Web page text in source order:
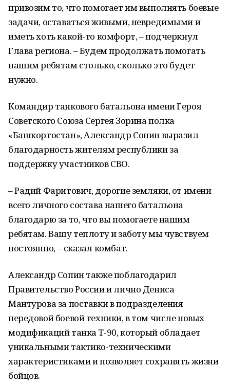
привозим то, что помогает им выполнять боевые
задачи, оставаться живыми, невредимыми и
иметь хоть какой-то комфорт, – подчеркнул
Глава региона. – Будем продолжать помогать
нашим ребятам столько, сколько это будет
нужно.
Командир танкового батальона имени Героя
Советского Союза Сергея Зорина полка
«Башкортостан», Александр Сопин выразил
благодарность жителям республики за
поддержку участников СВО.
– Радий Фаритович, дорогие земляки, от имени
всего личного состава нашего батальона
благодарю за то, что вы помогаете нашим
ребятам. Вашу теплоту и заботу мы чувствуем
постоянно, – сказал комбат.
Александр Сопин также поблагодарил
Правительство России и лично Дениса
Мантурова за поставки в подразделения
передовой боевой техники, в том числе новых
модификаций танка Т-90, который обладает
уникальными тактико-техническими
характеристиками и позволяет сохранять жизни
бойцов.